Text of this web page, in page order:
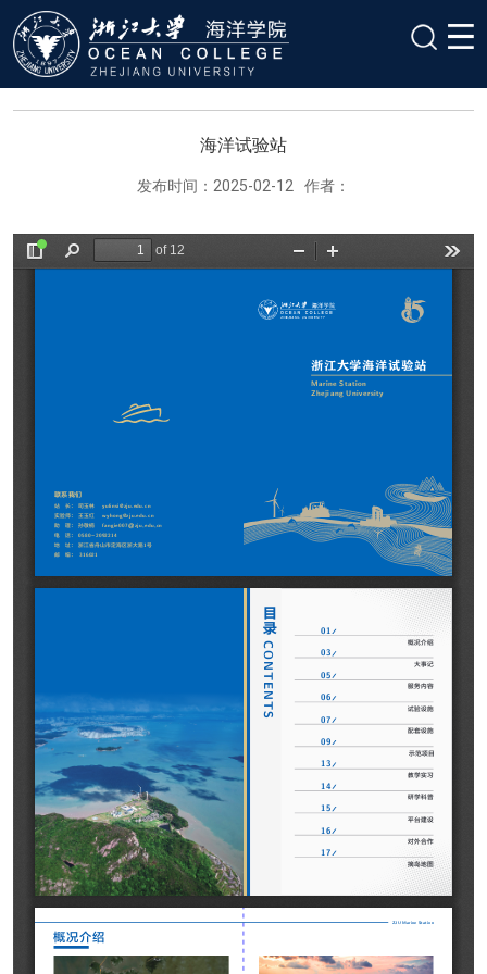
海洋试验站
发布时间：2025-02-12 作者：